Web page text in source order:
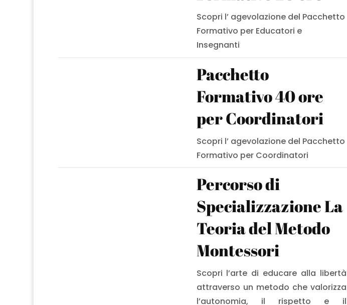
Scopri l’ agevolazione del Pacchetto
Formativo per Educatori e
Insegnanti
Pacchetto
Formativo 40 ore
per Coordinatori
Scopri l’ agevolazione del Pacchetto
Formativo per Coordinatori
Percorso di
Specializzazione La
Teoria del Metodo
Montessori
Scopri l’arte di educare alla libertà
attraverso un metodo che valorizza
l’autonomia, il rispetto e il